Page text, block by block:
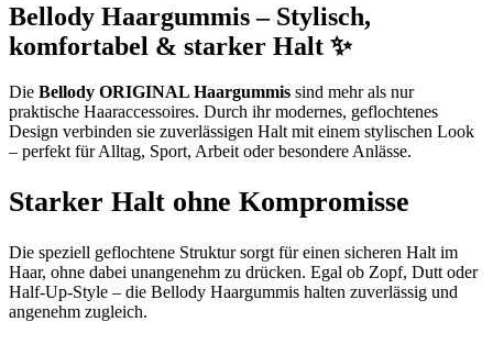
Bellody Haargummis – Stylisch,
komfortabel & starker Halt ✨
Die Bellody ORIGINAL Haargummis sind mehr als nur
praktische Haaraccessoires. Durch ihr modernes, geflochtenes
Design verbinden sie zuverlässigen Halt mit einem stylischen Look
– perfekt für Alltag, Sport, Arbeit oder besondere Anlässe.
Starker Halt ohne Kompromisse
Die speziell geflochtene Struktur sorgt für einen sicheren Halt im
Haar, ohne dabei unangenehm zu drücken. Egal ob Zopf, Dutt oder
Half-Up-Style – die Bellody Haargummis halten zuverlässig und
angenehm zugleich.